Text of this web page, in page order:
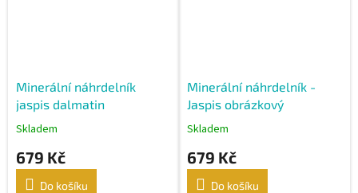
Minerální náhrdelník
jaspis dalmatin
Skladem
679 Kč
Do košíku
Minerální náhrdelník -
Jaspis obrázkový
Skladem
679 Kč
Do košíku